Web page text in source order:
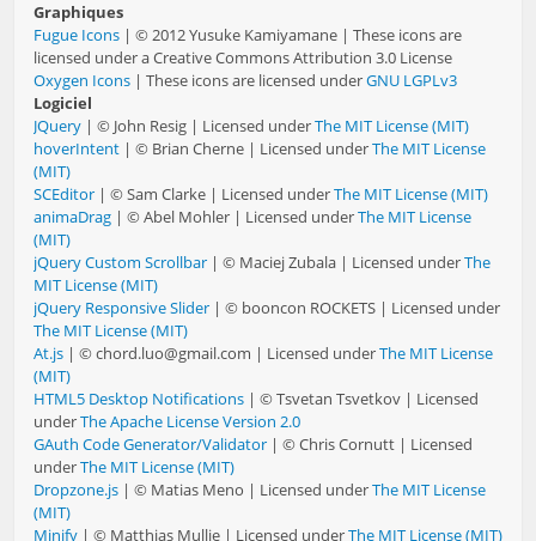
Graphiques
Fugue Icons | © 2012 Yusuke Kamiyamane | These icons are
licensed under a Creative Commons Attribution 3.0 License
Oxygen Icons | These icons are licensed underGNU LGPLv3
Logiciel
JQuery | © John Resig | Licensed underThe MIT License (MIT)
hoverIntent | © Brian Cherne | Licensed underThe MIT License
(MIT)
SCEditor | © Sam Clarke | Licensed underThe MIT License (MIT)
animaDrag | © Abel Mohler | Licensed underThe MIT License
(MIT)
jQuery Custom Scrollbar | © Maciej Zubala | Licensed underThe
MIT License (MIT)
jQuery Responsive Slider | © booncon ROCKETS | Licensed under
The MIT License (MIT)
At.js | © chord.luo@gmail.com | Licensed underThe MIT License
(MIT)
HTML5 Desktop Notifications | © Tsvetan Tsvetkov | Licensed
underThe Apache License Version 2.0
GAuth Code Generator/Validator | © Chris Cornutt | Licensed
underThe MIT License (MIT)
Dropzone.js | © Matias Meno | Licensed underThe MIT License
(MIT)
Minify | © Matthias Mullie | Licensed underThe MIT License (MIT)